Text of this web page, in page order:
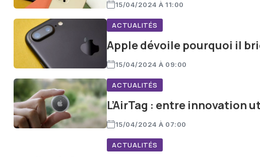
15/04/2024 À 11:00
ACTUALITÉS
Apple dévoile pourquoi il
15/04/2024 À 09:00
ACTUALITÉS
L’AirTag : entre innovation
15/04/2024 À 07:00
ACTUALITÉS